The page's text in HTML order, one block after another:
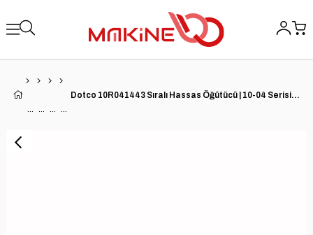
Dotco 10R041443 Sıralı Hassas Öğütücü | 10-04 Serisi | 0.1 HP | 60.000 RPM | 3 mm Pens | Alüminyum Gövde | Arka Egzoz